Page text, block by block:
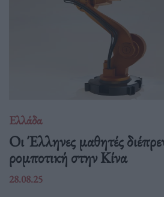
Ελλάδα
Οι Έλληνες μαθητές
ρομποτική στην Κίνα
28.08.25